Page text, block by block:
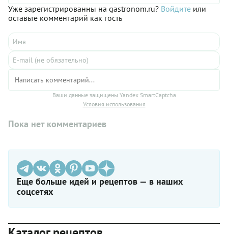
Уже зарегистрированны на gastronom.ru? Войдите или
оставьте комментарий как гость
Ваши данные защищены Yandex SmartCaptcha
Условия использования
Пока нет комментариев
Еще больше идей и рецептов — в наших
соцсетях